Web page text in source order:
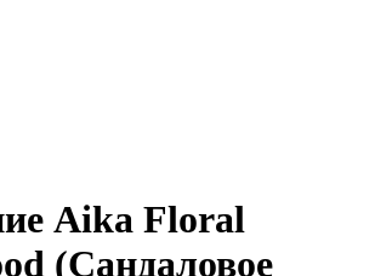
Aika Floral
(Сандаловое